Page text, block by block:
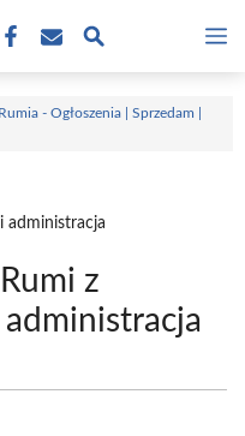
Rumia - Ogłoszenia | Sprzedam |
administracja
z